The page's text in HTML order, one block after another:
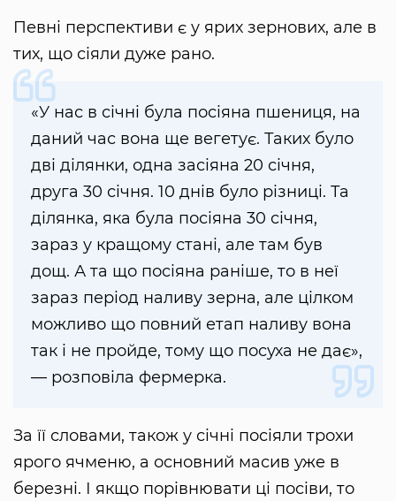
Певні перспективи є у ярих зернових, але в
тих, що сіяли дуже рано.
«У нас в січні була посіяна пшениця, на
даний час вона ще вегетує. Таких було
дві ділянки, одна засіяна 20 січня,
друга 30 січня. 10 днів було різниці. Та
ділянка, яка була посіяна 30 січня,
зараз у кращому стані, але там був
дощ. А та що посіяна раніше, то в неї
зараз період наливу зерна, але цілком
можливо що повний етап наливу вона
так і не пройде, тому що посуха не дає»,
— розповіла фермерка.
За її словами, також у січні посіяли трохи
ярого ячменю, а основний масив уже в
березні. І якщо порівнювати ці посіви, то